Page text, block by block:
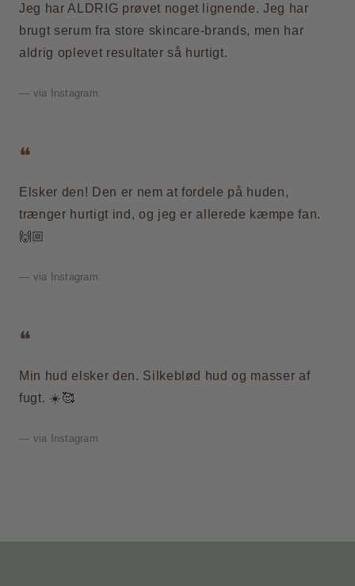
Jeg har ALDRIG prøvet noget lignende. Jeg har
brugt serum fra store skincare-brands, men har
aldrig oplevet resultater så hurtigt.
— via Instagram
Elsker den! Den er nem at fordele på huden,
trænger hurtigt ind, og jeg er allerede kæmpe fan.
🙌🏼
— via Instagram
Min hud elsker den. Silkeblød hud og masser af
fugt. ☀️🥰
— via Instagram